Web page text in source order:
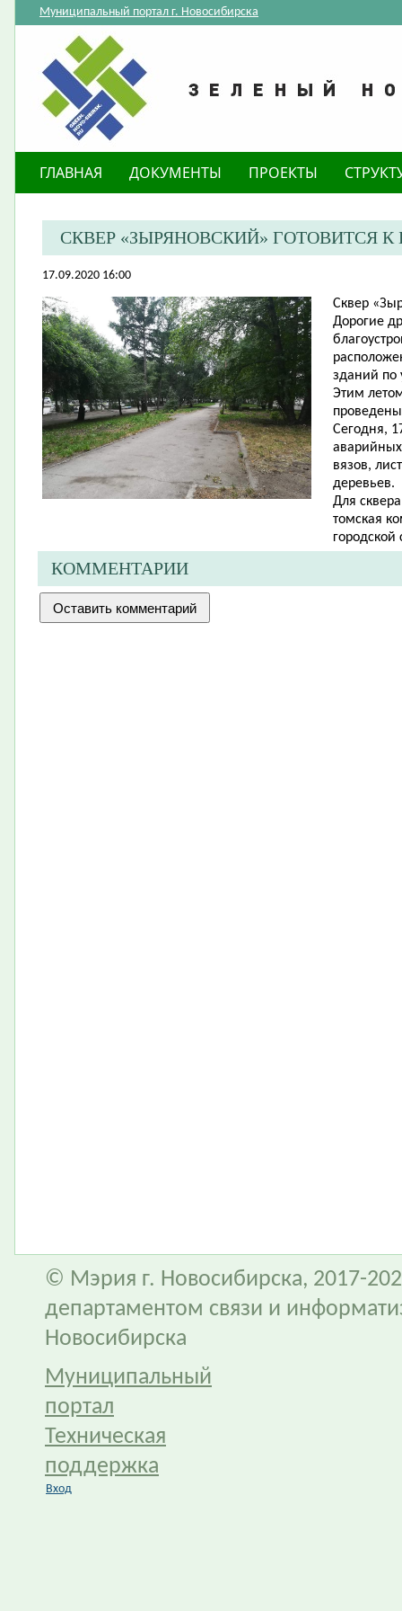
Муниципальный портал г. Новосибирска
ГЛАВНАЯ ДОКУМЕНТЫ ПРОЕКТЫ
СКВЕР «ЗЫРЯНОВСКИЙ» ГОТОВИТСЯ
17.09.2020 16:00
Сквер
Дорогие
зданий по
Этим
Сегодня,
вязов,
деревьев.
Для
томская
КОММЕНТАРИИ
© Мэрия г. Новосибирска, 2017-
департаментом связи и
Новосибирска
Муниципальный
портал
Техническая
поддержка
Вход